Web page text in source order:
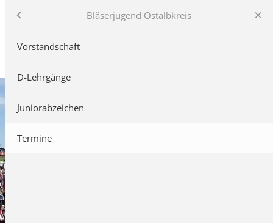
Bläserjugend Ostalbkreis
Vorstandschaft
D-Lehrgänge
Juniorabzeichen
Termine